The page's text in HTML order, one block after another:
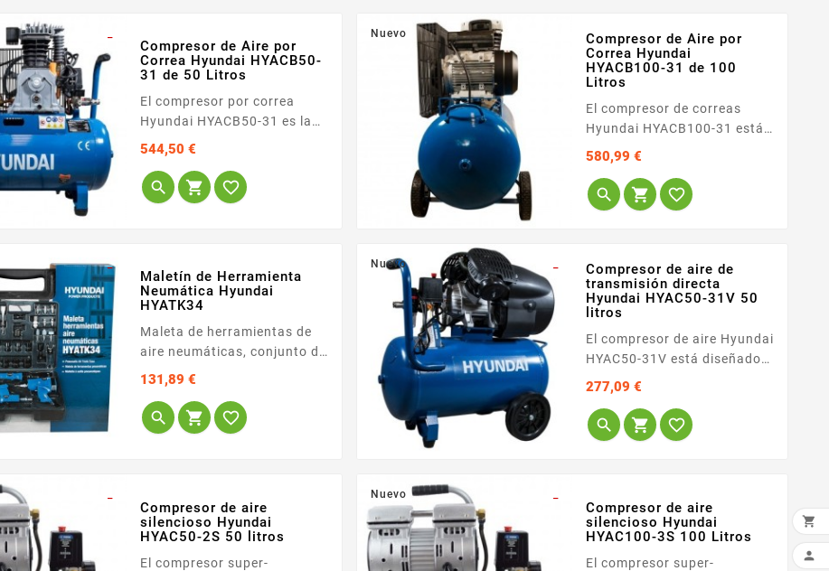
familia de motores libres de
aceite,...
lubricación y elimina
cualquier riesgo de...
Compresor de Aire por
Correa Hyundai HYACB50-
31 de 50 Litros
El compresor por correa
Hyundai HYACB50-31 es la
solución perfecta para
profesionales, talleres
mecánicos y operarios
industriales que buscan una
compacto con kit de ruedas
y asa ergonómica lo hace...
544,50 €Precio
  
Nuevo
Compresor de Aire por
Correa Hyundai
HYACB100-31 de 100
Litros
El compresor de correas
Hyundai HYACB100-31 está
diseñado específicamente
para talleres de automoción,
carpinterías e industrias
medianas que demandan un
usuario se enfoca en
profesionales exigentes que
requieren una...
580,99 €Precio
  
_
Maletín de Herramienta
Neumática Hyundai
HYATK34
Maleta de herramientas de
aire neumáticas, conjunto de
herramientas para
compresor con 32 piezas
<span...
131,89 €Precio
  
Nuevo
Compresor de aire de
transmisión directa
Hyundai HYAC50-31V 50
litros
El compresor de aire Hyundai
HYAC50-31V está diseñado
para usuarios que buscan
una herramienta potente,
compacta y de fácil
transporte para labores
facilidad de uso y un
mantenimiento sencillo,
estando...
277,09 €Precio
  
Compresor de aire
silencioso Hyundai
HYAC50-2S 50 litros
El compresor super-
Nuevo
Compresor de aire
silencioso Hyundai
HYAC100-3S 100 Litros
El compresor super-

